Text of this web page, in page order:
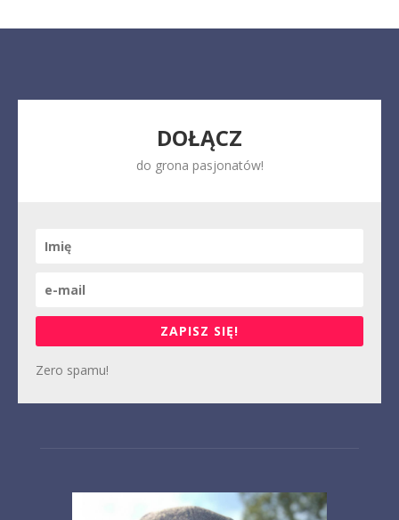
DOŁĄCZ
do grona pasjonatów!
ZAPISZ SIĘ!
Zero spamu!